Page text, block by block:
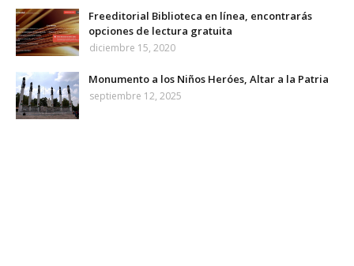
Freeditorial Biblioteca en línea, encontrarás
opciones de lectura gratuita
diciembre 15, 2020
Monumento a los Niños Heróes, Altar a la Patria
septiembre 12, 2025